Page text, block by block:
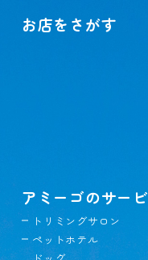
お店をさがす
アミーゴのサー
トリミングサロン
ペットホテル